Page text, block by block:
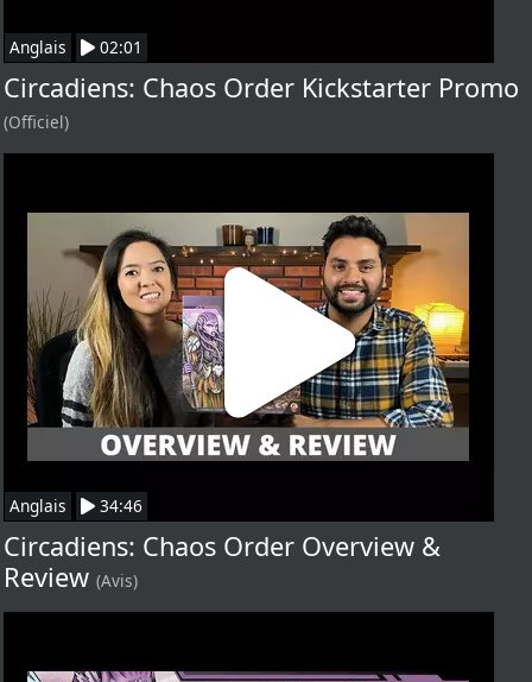
Anglais 02:01
Circadiens: Chaos Order Kickstarter Promo
(Officiel)
Anglais 34:46
Circadiens: Chaos Order Overview &
Review (Avis)